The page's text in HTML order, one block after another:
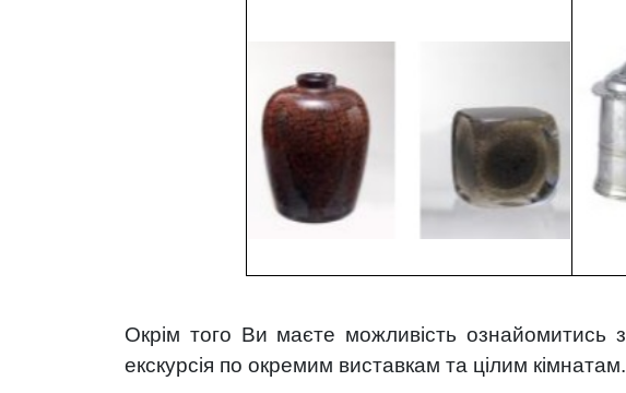
Окрім того Ви маєте можливість ознайомитись з
екскурсія по окремим виставкам та цілим кімнатам.